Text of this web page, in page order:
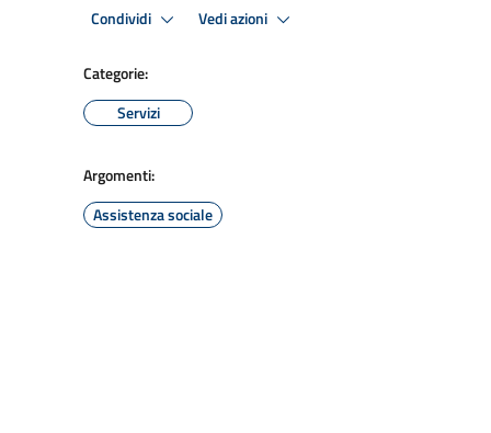
Condividi Vedi azioni
Categorie:
Servizi
Argomenti:
Assistenza sociale